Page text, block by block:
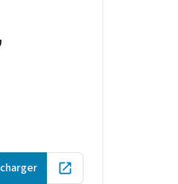
Open in new tab